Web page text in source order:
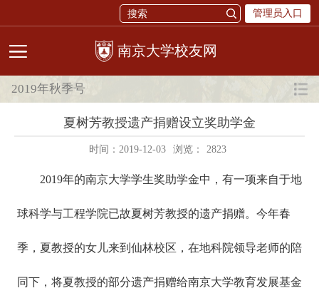
管理员入口
校友网
2019年秋季号
夏树芳教授遗产捐赠设立奖助学金
时间：2019-12-03 浏览： 2823
2019年的南京大学学生奖助学金中，有一项来自于地
球科学与工程学院已故夏树芳教授的遗产捐赠。今年春
季，夏教授的女儿来到仙林校区，在地科院领导老师的陪
同下，将夏教授的部分遗产捐赠给南京大学教育发展基金